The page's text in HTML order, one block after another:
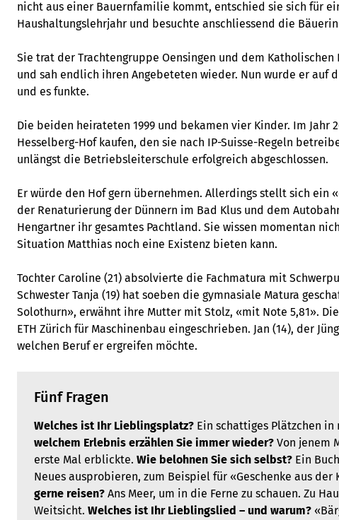
nicht aus einer Bauernfamilie kommt, entschied sie sich für
Haushaltungslehrjahr und besuchte anschliessend die
Sie trat der Trachtengruppe Oensingen und dem Katholischen
und sah endlich ihren Angebeteten wieder. Nun wurde er auf
und es funkte.
Die beiden heirateten 1999 und bekamen vier Kinder. Im Jahr
Hesselberg-Hof kaufen, den sie nach IP-Suisse-Regeln
unlängst die Betriebsleiterschule erfolgreich abgeschlossen.
Er würde den Hof gern übernehmen. Allerdings stellt sich ein
der Renaturierung der Dünnern im Bad Klus und dem
Hengartner ihr gesamtes Pachtland. Sie wissen momentan
Situation Matthias noch eine Existenz bieten kann.
Tochter Caroline (21) absolvierte die Fachmatura mit
Schwester Tanja (19) hat soeben die gymnasiale Matura
Solothurn», erwähnt ihre Mutter mit Stolz, «mit Note 5,81».
ETH Zürich für Maschinenbau eingeschrieben. Jan (14), der
welchen Beruf er ergreifen möchte.
Fünf Fragen
Welches ist Ihr Lieblingsplatz? Ein schattiges Plätzchen
welchem Erlebnis erzählen Sie immer wieder? Von jenem
erste Mal erblickte. Wie belohnen Sie sich selbst? Ein
Neues ausprobieren, zum Beispiel für «Geschenke aus der
gerne reisen? Ans Meer, um in die Ferne zu schauen. Zu
Weitsicht. Welches ist Ihr Lieblingslied – und warum?